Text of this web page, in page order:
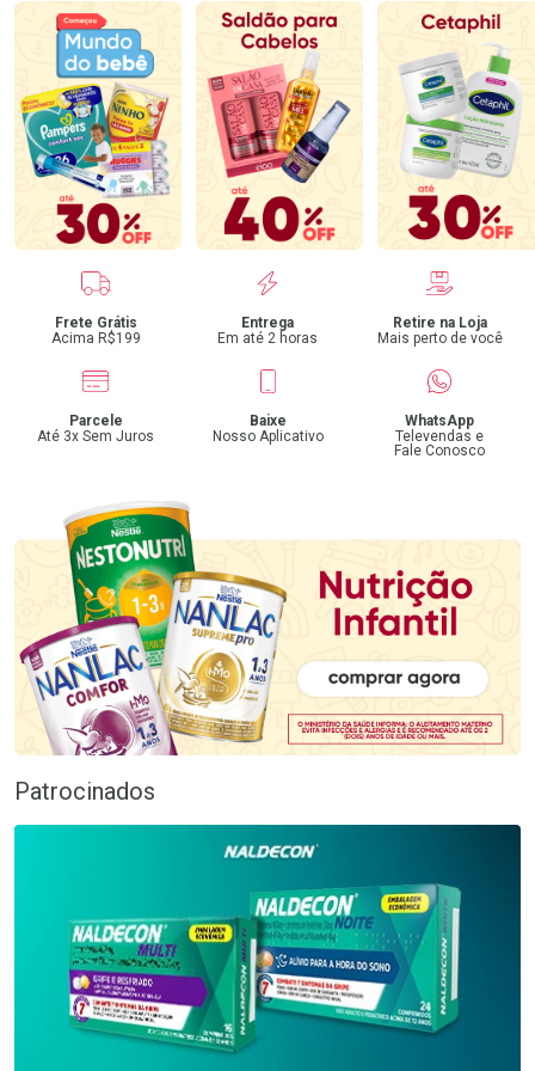
Benefícios
Frete Grátis
Acima R$199
Entrega
Em até 2 horas
Retire na Loja
Mais perto de você
Parcele
Até 3x Sem Juros
Baixe
Nosso Aplicativo
WhatsApp
Televendas e
Fale Conosco
Patrocinados